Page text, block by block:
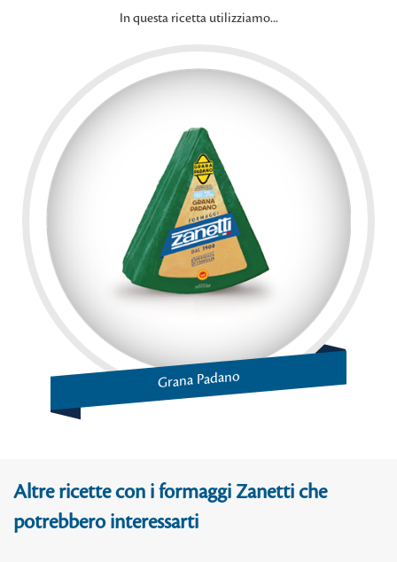
In questa ricetta utilizziamo...
Grana Padano
Altre ricette con i formaggi Zanetti che
potrebbero interessarti